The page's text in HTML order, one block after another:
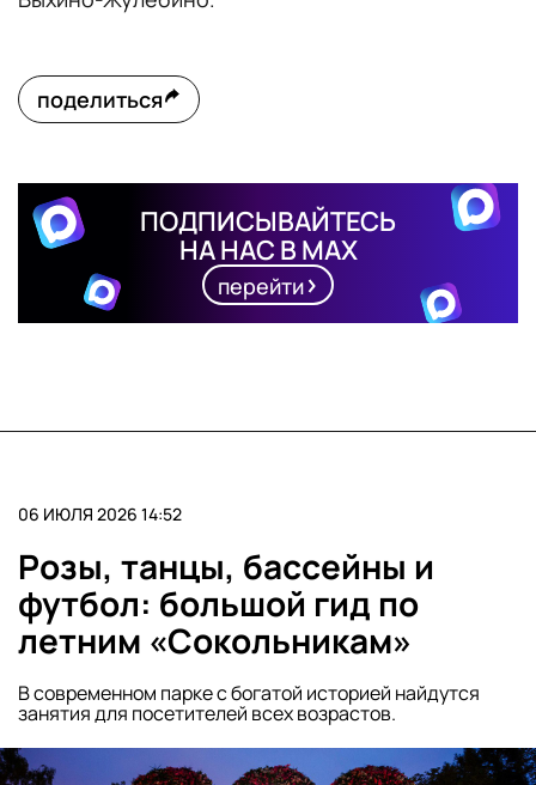
поделиться
ПОДПИСЫВАЙТЕСЬ
НА НАС В MAX
перейти
06 ИЮЛЯ 2026 14:52
Розы, танцы, бассейны и
футбол: большой гид по
летним «Сокольникам»
В современном парке с богатой историей найдутся
занятия для посетителей всех возрастов.